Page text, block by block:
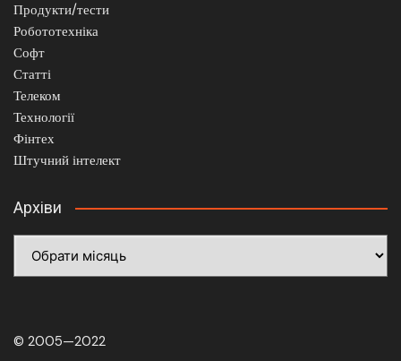
Продукти/тести
Робототехніка
Софт
Статті
Телеком
Технології
Фінтех
Штучний інтелект
Архіви
© 2005—2022